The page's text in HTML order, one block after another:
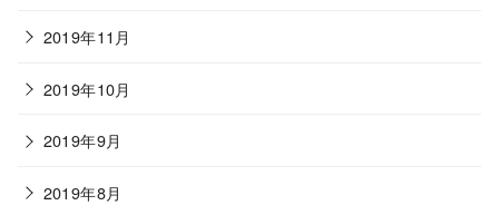
2019年11月
2019年10月
2019年9月
2019年8月